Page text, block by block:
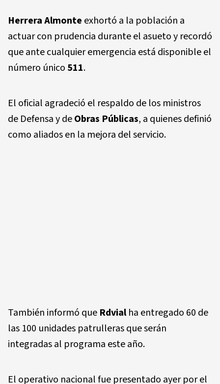
Herrera Almonte exhortó a la población a
actuar con prudencia durante el asueto y recordó
que ante cualquier emergencia está disponible el
número único 511.
El oficial agradeció el respaldo de los ministros
de Defensa y deObras Públicas, a quienes definió
como aliados en la mejora del servicio.
También informó que Rdvialha entregado 60 de
las 100 unidades patrulleras que serán
integradas al programa este año.
El operativo nacional fue presentado ayer por el